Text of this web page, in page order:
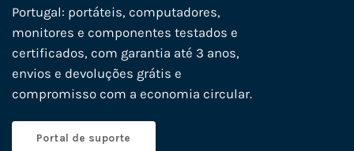
Portugal: portáteis, computadores,
monitores e componentes testados e
certificados, com garantia até 3 anos,
envios e devoluções grátis e
compromisso com a economia circular.
Portal de suporte